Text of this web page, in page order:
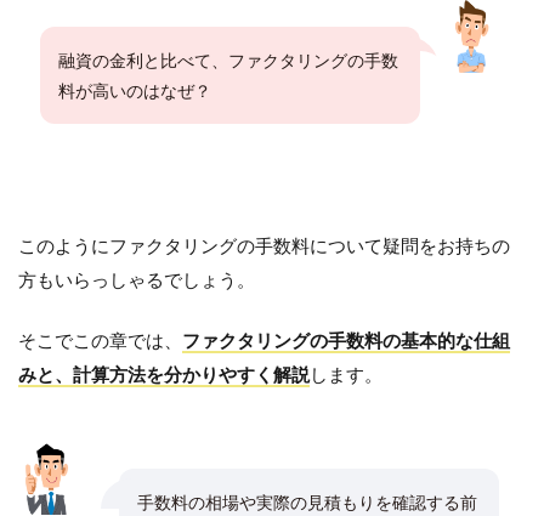
融資の金利と比べて、ファクタリングの手数
料が高いのはなぜ？
このようにファクタリングの手数料について疑問をお持ちの
方もいらっしゃるでしょう。
そこでこの章では、 ファクタリングの手数料の基本的な仕組
みと、計算方法を分かりやすく解説 します。
手数料の相場や実際の見積もりを確認する前